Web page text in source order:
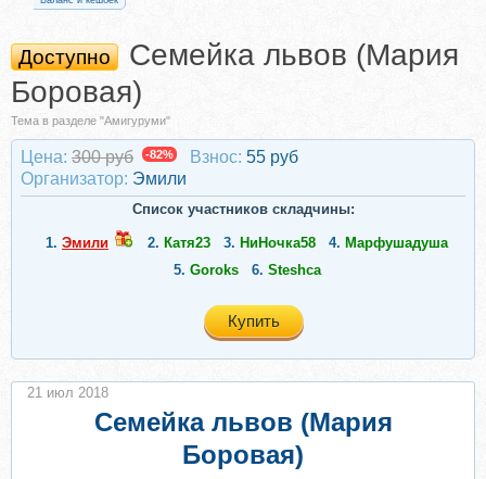
Доступно
Семейка львов (Мария
Боровая)
Тема в разделе "Амигуруми"
Цена: 300 руб -82% Взнос: 55 руб
Организатор: Эмили
Список участников складчины:
1. Эмили 2. Катя23 3. НиНочка58 4. Марфушадуша
5. Goroks 6. Steshca
Купить
Семейка львов (Мария
Боровая)
21 июл 2018